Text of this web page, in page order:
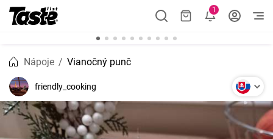
1
Nápoje Vianočný punč
friendly_cooking